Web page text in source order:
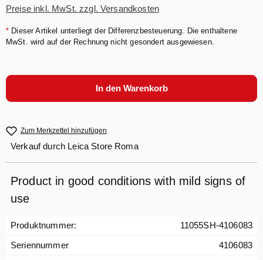
Preise inkl. MwSt. zzgl. Versandkosten
* Dieser Artikel unterliegt der Differenzbesteuerung. Die enthaltene
MwSt. wird auf der Rechnung nicht gesondert ausgewiesen.
In den Warenkorb
Zum Merkzettel hinzufügen
Verkauf durch Leica Store Roma
Product in good conditions with mild signs of
use
Produktnummer:
11055SH-4106083
Seriennummer
4106083